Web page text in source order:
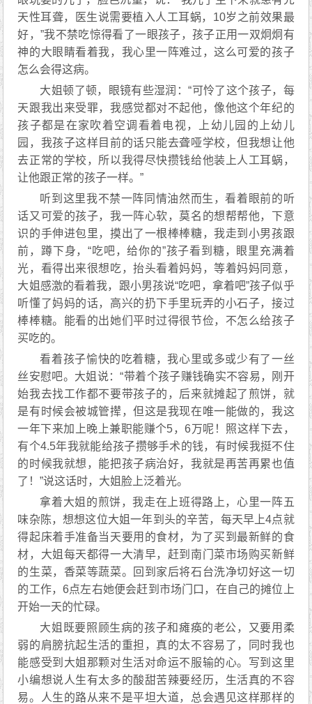
天性耳聋，医生说需要植入人工耳蜗，10岁之前效果最
好，”我不禁吃惊得看了一眼孩子，孩子正用一双炯炯有
神的大眼睛看着我，我心里一阵难过，这么可爱的孩子
怎么会得这病。
大姐顿了顿，眼镜有些湿润：“可怜了这个孩子，每
天跟我出来受罪，我感觉都对不起他，像他这个年纪的
孩子都是在家吹着空调看着电视，上幼儿园的上幼儿
园，我孩子这样目前的话只能去聋哑学校，但我想让他
去正常的学校，所以我得尽快攒钱给他装上人工耳蜗，
让他跟正常的孩子一样。”
听到这里我不禁一阵同情油然而生，看着眼前的听
话又可爱的孩子，我一阵心软，莫名的想帮帮他，下意
识的手伸进包里，摸出了一根棒棒糖，我走到小男孩跟
前，蹲下身，“吃吧，给你的”孩子看到糖，眼里充满着
光，看得出来很想吃，抬头看着妈妈，等着妈妈同意，
大姐感激的看着我，跟小男孩说“吃吧，拿着吧”孩子似乎
听懂了妈妈的话，高兴的扔下手里玩弄的小石子，接过
棒棒糖。能看的出她们平时过得很节俭，不怎么给孩子
买吃的。
看着孩子愉快的吃着糖，我心里或多或少有了一丝
丝安慰吧。大姐说：“带着个孩子赚钱确实不容易，刚开
始我去找工作都不要带孩子的，后来就摊起了煎饼，就
是有时候会被城管撵，但这是我现在唯一能做的，我这
一年下来加上晚上兼职能赚个5，6万呢！照这样下去，
有个4.5年我就能给孩子攒够手术的钱，有时候我挺不住
的时候我就想，能把孩子病治好，我就是再苦再累也值
了！”说这话时，大姐脸上泛着光。
拿着大姐的煎饼，我走在上班得路上，心里一阵五
味杂陈，想想这位大姐一年到头的辛苦，每天早上4点就
得起床着手准备当天要用的食材，为了买到最新鲜的食
材，大姐每天都得一大清早，赶到南门菜市场购买新鲜
的生菜，香菜等蔬菜。回到家后将石台洗净切好这一切
的工作，6点左右她便会赶到市场门口，在自己的摊位上
开始一天的忙碌。
大姐既要照顾生病的孩子和瘫痪的老公，又要用柔
弱的肩膀抗起生活的重担，真的太不容易了，同时我也
能感受到大姐那颗对生活对命运不服输的心。写到这里
小编想说人生有太多的酸甜苦辣要经历，生活真的不容
易。人生的路从来不是平坦大道，总会遇见这样那样的